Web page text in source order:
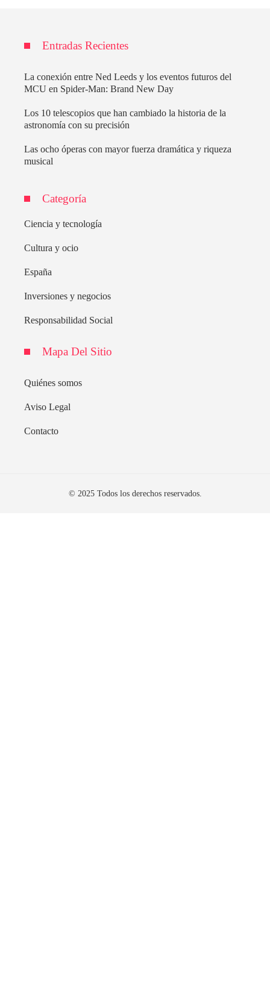
Entradas Recientes
La conexión entre Ned Leeds y los eventos futuros del
MCU en Spider-Man: Brand New Day
Los 10 telescopios que han cambiado la historia de la
astronomía con su precisión
Las ocho óperas con mayor fuerza dramática y riqueza
musical
Categoría
Ciencia y tecnología
Cultura y ocio
España
Inversiones y negocios
Responsabilidad Social
Mapa Del Sitio
Quiénes somos
Aviso Legal
Contacto
© 2025 Todos los derechos reservados.